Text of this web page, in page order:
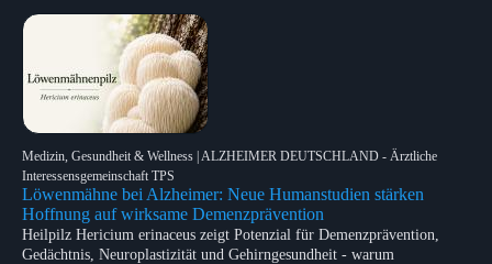
Medizin, Gesundheit & Wellness | ALZHEIMER DEUTSCHLAND - Ärztliche
Interessensgemeinschaft TPS
Löwenmähne bei Alzheimer: Neue Humanstudien stärken
Hoffnung auf wirksame Demenzprävention
Heilpilz Hericium erinaceus zeigt Potenzial für Demenzprävention,
Gedächtnis, Neuroplastizität und Gehirngesundheit - warum